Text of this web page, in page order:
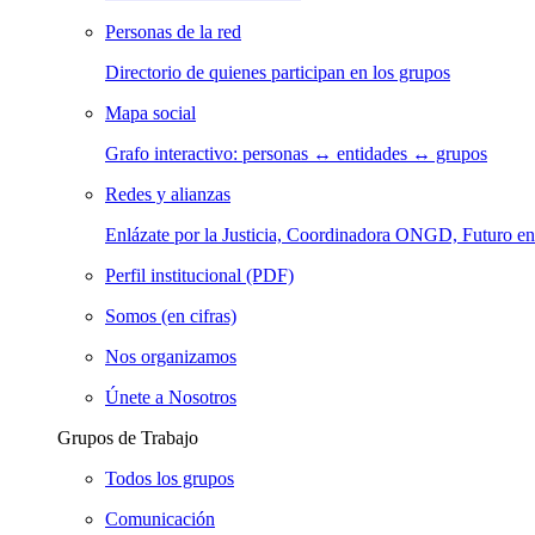
Personas de la red
Directorio de quienes participan en los grupos
Mapa social
Grafo interactivo: personas ↔ entidades ↔ grupos
Redes y alianzas
Enlázate por la Justicia, Coordinadora ONGD, Futuro
Perfil institucional (PDF)
Somos (en cifras)
Nos organizamos
Únete a Nosotros
Grupos de Trabajo
Todos los grupos
Comunicación